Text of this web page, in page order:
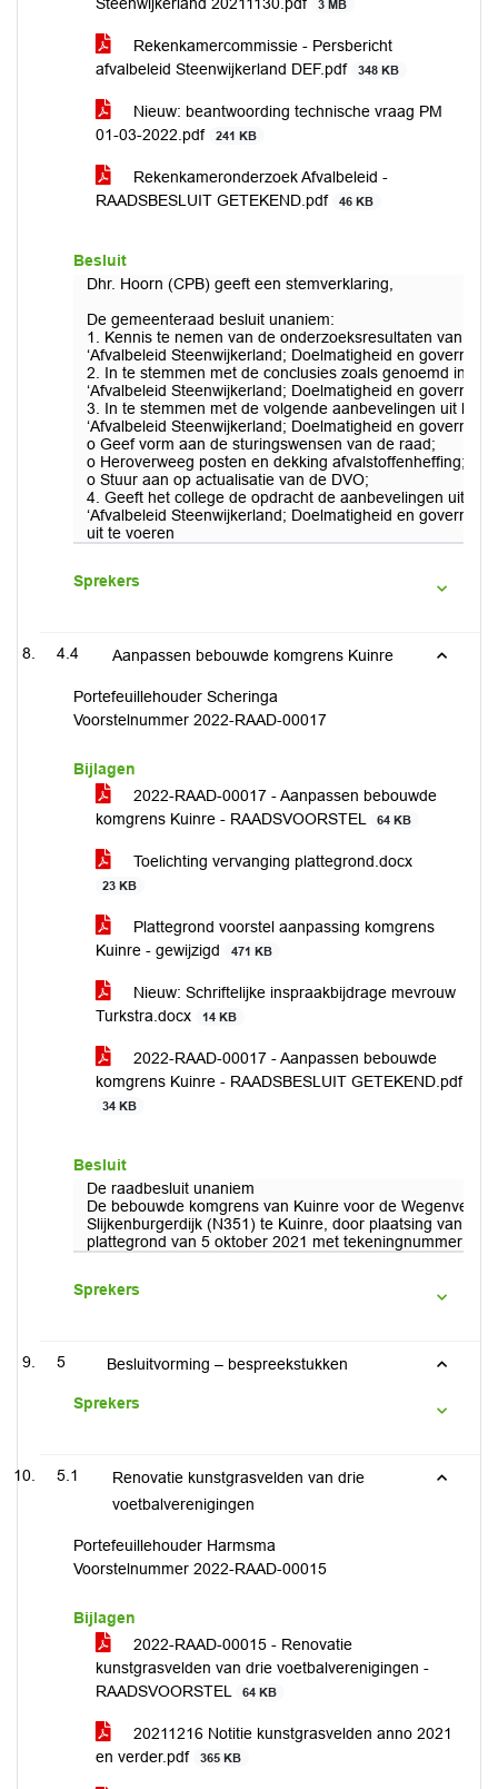
3 MB
Rekenkamercommissie - Persbericht
afvalbeleid Steenwijkerland DEF.pdf
348 KB
Nieuw: beantwoording technische vraag PM
01-03-2022.pdf
241 KB
Rekenkameronderzoek Afvalbeleid -
RAADSBESLUIT GETEKEND.pdf
46 KB
Besluit
Dhr. Hoorn (CPB) geeft een stemverklaring,
De gemeenteraad besluit unaniem:
1. Kennis te nemen van de onderzoeksresultaten van het
‘Afvalbeleid Steenwijkerland; Doelmatigheid en
2. In te stemmen met de conclusies zoals genoemd in
‘Afvalbeleid Steenwijkerland; Doelmatigheid en
3. In te stemmen met de volgende aanbevelingen uit het
‘Afvalbeleid Steenwijkerland; Doelmatigheid en
o Geef vorm aan de sturingswensen van de raad;
o Heroverweeg posten en dekking afvalstoffenheffing;
o Stuur aan op actualisatie van de DVO;
4. Geeft het college de opdracht de aanbevelingen uit het
‘Afvalbeleid Steenwijkerland; Doelmatigheid en
uit te voeren
Sprekers
4.4 Aanpassen bebouwde komgrens Kuinre
Portefeuillehouder Scheringa
Voorstelnummer 2022-RAAD-00017
Bijlagen
2022-RAAD-00017 - Aanpassen bebouwde
komgrens Kuinre - RAADSVOORSTEL
64 KB
Toelichting vervanging plattegrond.docx
23 KB
Plattegrond voorstel aanpassing komgrens
Kuinre - gewijzigd
471 KB
Nieuw: Schriftelijke inspraakbijdrage mevrouw
Turkstra.docx
14 KB
2022-RAAD-00017 - Aanpassen bebouwde
komgrens Kuinre - RAADSBESLUIT GETEKEND.pdf
34 KB
Besluit
De raadbesluit unaniem
De bebouwde komgrens van Kuinre voor de
Slijkenburgerdijk (N351) te Kuinre, door plaatsing van
plattegrond van 5 oktober 2021 met tekeningnummer 00-
Sprekers
5 Besluitvorming – bespreekstukken
Sprekers
5.1
Renovatie kunstgrasvelden van drie
voetbalverenigingen
Portefeuillehouder Harmsma
Voorstelnummer 2022-RAAD-00015
Bijlagen
2022-RAAD-00015 - Renovatie
kunstgrasvelden van drie voetbalverenigingen -
RAADSVOORSTEL
64 KB
20211216 Notitie kunstgrasvelden anno 2021
en verder.pdf
365 KB